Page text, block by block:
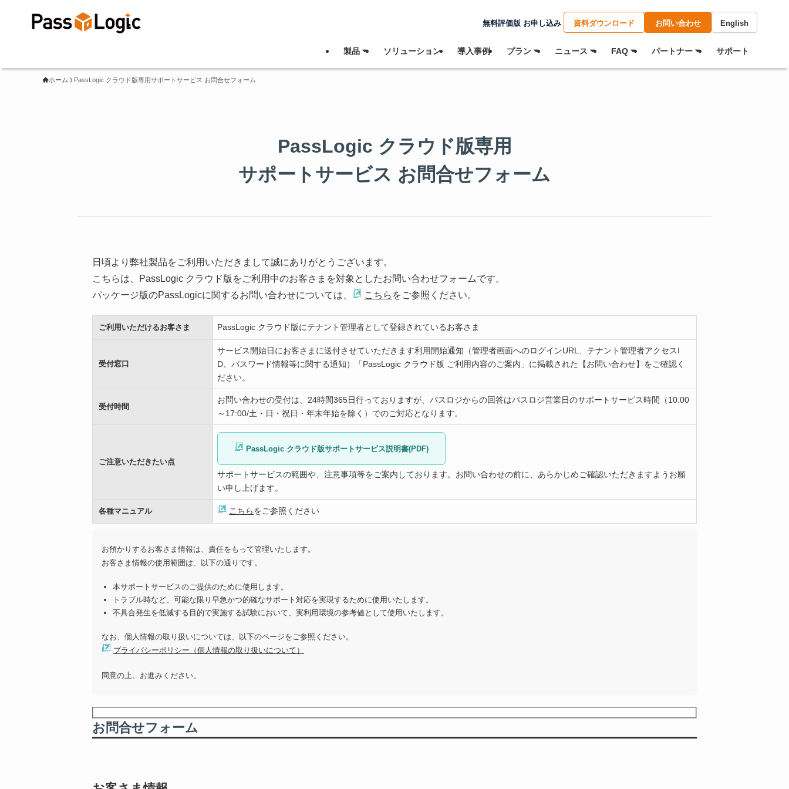
無料評価版 お申し込み 資料ダウンロード お問い合わせ English
製品 ⏷ ソリューション 導入事例 プラン ⏷ ニュース ⏷ FAQ ⏷ パートナー ⏷ サポート
ホーム PassLogic クラウド版専用サポートサービス お問合せフォーム
PassLogic クラウド版専用
サポートサービス お問合せフォーム
日頃より弊社製品をご利用いただきまして誠にありがとうございます。
こちらは、PassLogic クラウド版をご利用中のお客さまを対象としたお問い合わせフォームです。
パッケージ版のPassLogicに関するお問い合わせについては、
こちら をご参照ください。
ご利用いただけるお客さま PassLogic クラウド版にテナント管理者として登録されているお客さま
受付窓口
サービス開始日にお客さまに送付させていただきます利用開始通知（管理者画面へのログインURL、テナント管理者アクセスI
D、パスワード情報等に関する通知）「PassLogic クラウド版 ご利用内容のご案内」に掲載された【お問い合わせ】をご確認く
ださい。
受付時間
お問い合わせの受付は、24時間365日行っておりますが、パスロジからの回答はパスロジ営業日のサポートサービス時間（10:00
～17:00/土・日・祝日・年末年始を除く）でのご対応となります。
ご注意いただきたい点
PassLogic クラウド版サポートサービス説明書(PDF)
サポートサービスの範囲や、注意事項等をご案内しております。お問い合わせの前に、あらかじめご確認いただきますようお願
い申し上げます。
各種マニュアル こちらをご参照ください
お預かりするお客さま情報は、責任をもって管理いたします。
お客さま情報の使用範囲は、以下の通りです。
本サポートサービスのご提供のために使用します。
トラブル時など、可能な限り早急かつ的確なサポート対応を実現するために使用いたします。
不具合発生を低減する目的で実施する試験において、実利用環境の参考値として使用いたします。
なお、個人情報の取り扱いについては、以下のページをご参照ください。
プライバシーポリシー（個人情報の取り扱いについて）
同意の上、お進みください。
お問合せフォーム